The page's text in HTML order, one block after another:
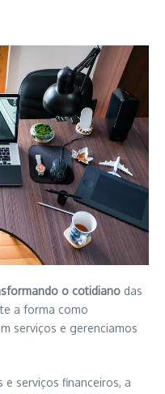
o cotidiano das
a forma como
serviços e gerenciamos
serviços financeiros, a